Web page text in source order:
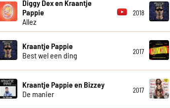
Diggy Dex en Kraantje
Pappie
Allez
2018
Kraantje Pappie
Best wel een ding
2017
Kraantje Pappie en Bizzey
De manier
2017